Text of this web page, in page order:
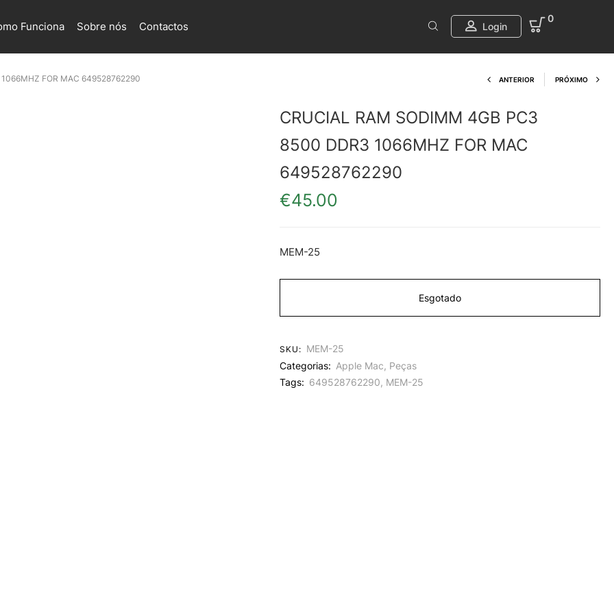
Funciona Sobre nós Contactos Login
0
FOR MAC 649528762290 Product
ANTERIOR PRÓXIMO
CRUCIAL RAM SODIMM 4GB PC3
8500 DDR3 1066MHZ FOR MAC
649528762290
€45.00
MEM-25
Esgotado
SKU: MEM-25
Categorias: Apple Mac, Peças
Tags: 649528762290, MEM-25